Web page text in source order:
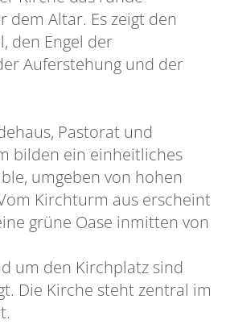
dem Altar. Es zeigt den
den Engel der
Auferstehung und der
Pastorat und
bilden ein einheitliches
umgeben von hohen
Kirchturm aus erscheint
grüne Oase inmitten von
um den Kirchplatz sind
Die Kirche steht zentral im